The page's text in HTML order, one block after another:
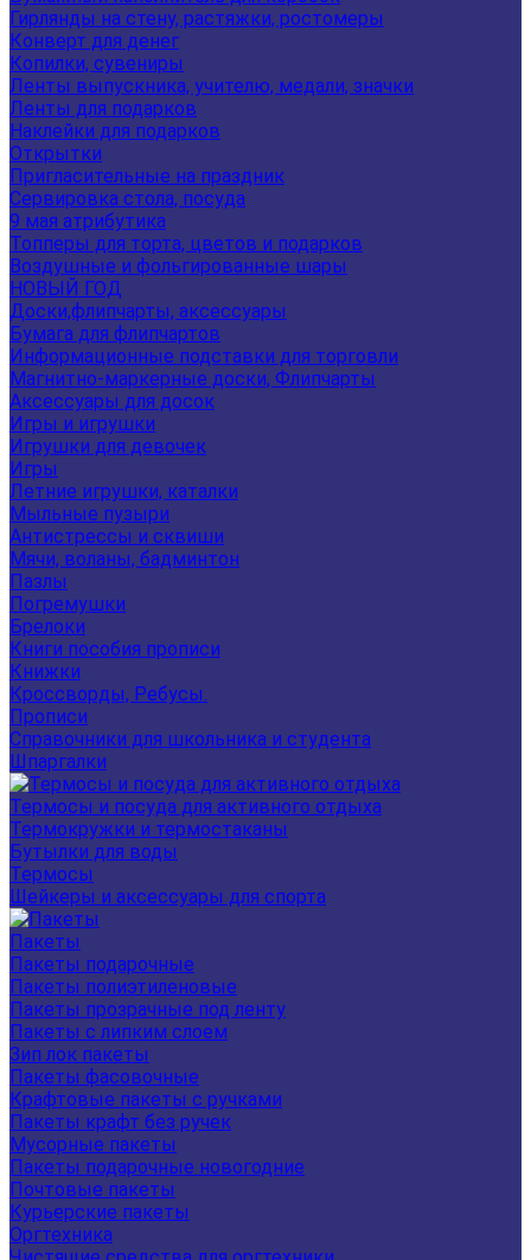
Гирлянды на стену, растяжки, ростомеры
Конверт для денег
Копилки, сувениры
Ленты выпускника, учителю, медали, значки
Ленты для подарков
Наклейки для подарков
Открытки
Пригласительные на праздник
Сервировка стола, посуда
9 мая атрибутика
Топперы для торта, цветов и подарков
Воздушные и фольгированные шары
НОВЫЙ ГОД
Доски,флипчарты, аксессуары
Бумага для флипчартов
Информационные подставки для торговли
Магнитно-маркерные доски, Флипчарты
Аксессуары для досок
Игры и игрушки
Игрушки для девочек
Игры
Летние игрушки, каталки
Мыльные пузыри
Антистрессы и сквиши
Мячи, воланы, бадминтон
Пазлы
Погремушки
Брелоки
Книги пособия прописи
Книжки
Кроссворды, Ребусы.
Прописи
Справочники для школьника и студента
Шпаргалки
Термосы и посуда для активного отдыха
Термокружки и термостаканы
Бутылки для воды
Термосы
Шейкеры и аксессуары для спорта
Пакеты
Пакеты подарочные
Пакеты полиэтиленовые
Пакеты прозрачные под ленту
Пакеты с липким слоем
Зип лок пакеты
Пакеты фасовочные
Крафтовые пакеты с ручками
Пакеты крафт без ручек
Мусорные пакеты
Пакеты подарочные новогодние
Почтовые пакеты
Курьерские пакеты
Оргтехника